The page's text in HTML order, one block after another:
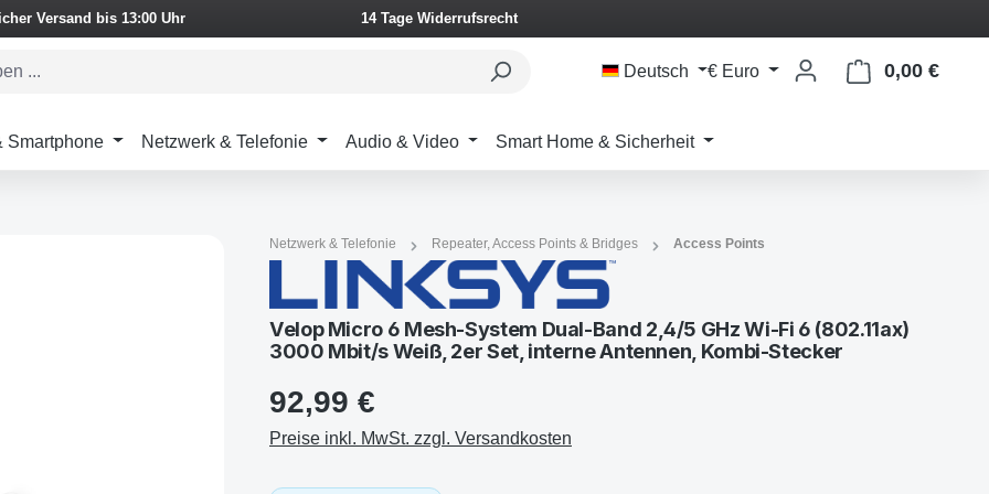
Versand bis 13:00 Uhr 14 Tage Widerrufsrecht
Deutsch € Euro 0,00 €
Smartphone Netzwerk & Telefonie Audio & Video Smart Home & Sicherheit
Netzwerk & Telefonie Repeater, Access Points & Bridges Access Points
Velop Micro 6 Mesh-System Dual-Band 2,4/5 GHz Wi‑Fi 6 (802.11ax)
3000 Mbit/s Weiß, 2er Set, interne Antennen, Kombi-Stecker
92,99 €
Preise inkl. MwSt. zzgl. Versandkosten